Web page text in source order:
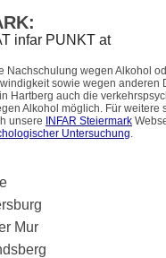
infar PUNKT at
Nachschulung wegen Alkohol
sowie wegen anderen
Hartberg auch die
Alkohol möglich. Für weitere
unsere
INFAR Steiermark
Untersuchung.
Mur